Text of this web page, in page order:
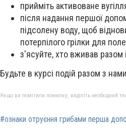
прийміть активоване
після надання першої
підсолену воду, щоб
потерпілого грілки для
з'ясуйте, хто вживав разом
Будьте в курсі подій разом з
Якщо ви помітили помилку, виділіть необхідний
#ознаки отруєння грибами перша